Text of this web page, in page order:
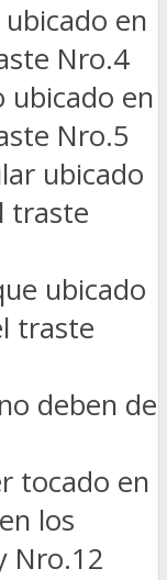
en
Nro.4
ubicado en
Nro.5
ubicado
traste
ubicado
traste
deben de
tocado en
los
Nro.12